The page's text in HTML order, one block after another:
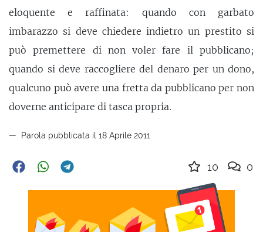
eloquente e raffinata: quando con garbato
imbarazzo si deve chiedere indietro un prestito si
può premettere di non voler fare il pubblicano;
quando si deve raccogliere del denaro per un dono,
qualcuno può avere una fretta da pubblicano per non
doverne anticipare di tasca propria.
Parola pubblicata il 18 Aprile 2011
10 0